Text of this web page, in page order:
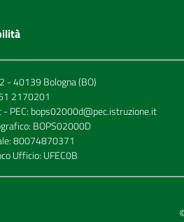
- 40139 Bologna (BO)
2170201
- PEC: bops02000d@pec.istruzione.it
BOPS02000D
80074870371
Ufficio: UFEC0B